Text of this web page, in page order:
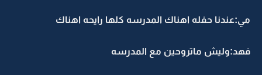
مي:عندنا حفله اهناك المدرسه كلها رايحه اهناك
فهد:وليش ماتروحين مع المدرسه